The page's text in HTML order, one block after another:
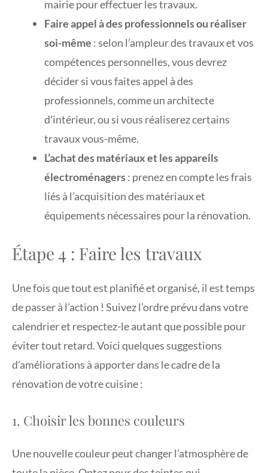
mairie pour effectuer les travaux.
Faire appel à des professionnels ou réaliser
soi-même : selon l’ampleur des travaux et vos
compétences personnelles, vous devrez
décider si vous faites appel à des
professionnels, comme un architecte
d’intérieur, ou si vous réaliserez certains
travaux vous-même.
L’achat des matériaux et les appareils
électroménagers: prenez en compte les frais
liés à l’acquisition des matériaux et
équipements nécessaires pour la rénovation.
Étape 4 : Faire les travaux
Une fois que tout est planifié et organisé, il est temps
de passer à l’action ! Suivez l’ordre prévu dans votre
calendrier et respectez-le autant que possible pour
éviter tout retard. Voici quelques suggestions
d’améliorations à apporter dans le cadre de la
rénovation de votre cuisine :
1. Choisir les bonnes couleurs
Une nouvelle couleur peut changer l’atmosphère de